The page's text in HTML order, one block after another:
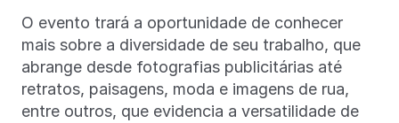
O evento trará a oportunidade de conhecer
mais sobre a diversidade de seu trabalho, que
abrange desde fotografias publicitárias até
retratos, paisagens, moda e imagens de rua,
entre outros, que evidencia a versatilidade de